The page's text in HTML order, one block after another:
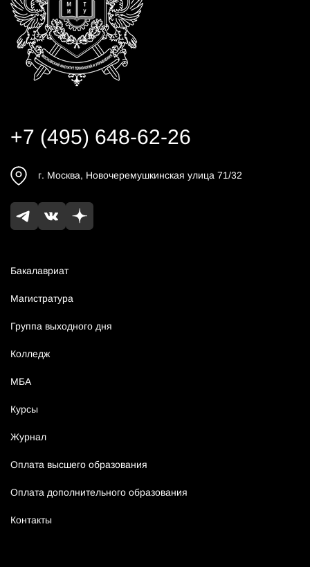
Бакалавриат
Магистратура
Группа выходного дня
Колледж
МБА
Курсы
Журнал
Оплата высшего образования
Оплата дополнительного образования
Контакты
+7 (495) 648-62-26
г. Москва, Новочеремушкинская улица 71/32